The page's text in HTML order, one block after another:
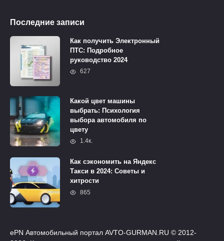
Последние записи
Как получить Электронный
ПТС: Подробное
руководство 2024
627
Какой цвет машины
выбрать: Психология
выбора автомобиля по
цвету
1.4к.
Как сэкономить на Яндекс
Такси в 2024: Советы и
хитрости
865
ePN Автомобильный портал AVTO-GURMAN.RU © 2012-